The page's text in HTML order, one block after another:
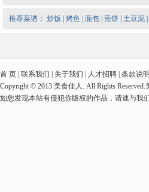
推荐菜谱： 炒饭 烤鱼 面包 煎饼 土豆泥
首 页 | 联系我们 | 关于我们 | 人才招聘 | 条款说
Copyright © 2013 美食佳人. All Rights
如您发现本站有侵犯你版权的作品，请速与我